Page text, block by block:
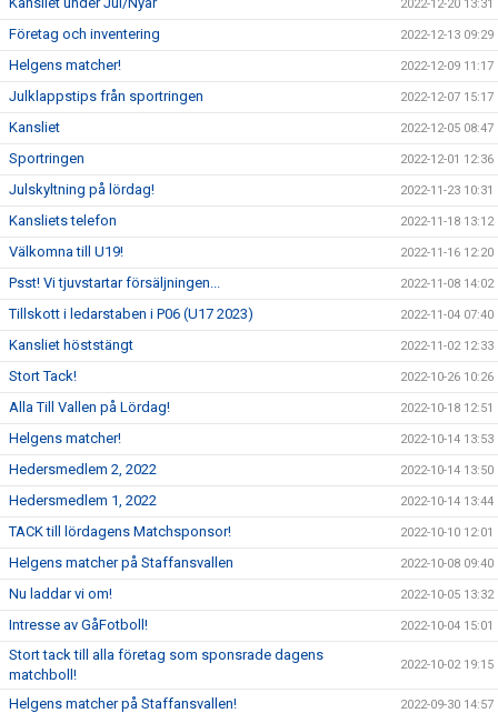
2022-12-20 13:31
Företag och inventering 2022-12-13 09:29
Helgens matcher! 2022-12-09 11:17
Julklappstips från sportringen 2022-12-07 15:17
Kansliet 2022-12-05 08:47
Sportringen 2022-12-01 12:36
Julskyltning på lördag! 2022-11-23 10:31
Kansliets telefon 2022-11-18 13:12
Välkomna till U19! 2022-11-16 12:20
Psst! Vi tjuvstartar försäljningen... 2022-11-08 14:02
Tillskott i ledarstaben i P06 (U17 2023) 2022-11-04 07:40
Kansliet höststängt 2022-11-02 12:33
Stort Tack! 2022-10-26 10:26
Alla Till Vallen på Lördag! 2022-10-18 12:51
Helgens matcher! 2022-10-14 13:53
Hedersmedlem 2, 2022 2022-10-14 13:50
Hedersmedlem 1, 2022 2022-10-14 13:44
TACK till lördagens Matchsponsor! 2022-10-10 12:01
Helgens matcher på Staffansvallen 2022-10-08 09:40
Nu laddar vi om! 2022-10-05 13:32
Intresse av GåFotboll! 2022-10-04 15:01
Stort tack till alla företag som sponsrade dagens
matchboll!
2022-10-02 19:15
Helgens matcher på Staffansvallen! 2022-09-30 14:57